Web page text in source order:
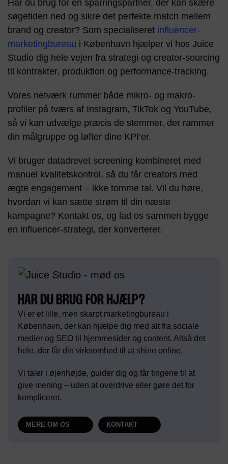
Har du brug for en sparringspartner, der kan skære
søgetiden ned og sikre det perfekte match mellem
brand og creator? Som specialiseret influencer-
marketingbureau i København hjælper vi hos Juice
Studio dig hele vejen fra strategi og creator-sourcing
til kontrakter, produktion og performance-tracking.
Vores netværk rummer både mikro- og makro-
profiler på tværs af Instagram, TikTok og YouTube,
så vi kan udvælge præcis de stemmer, der rammer
din målgruppe og løfter dine KPI’er.
Vi bruger datadrevet screening kombineret med
manuel kvalitetskontrol, så du får creators med
ægte engagement – ikke tomme tal. Vil du høre,
hvordan vi kan sætte strøm til din næste
kampagne? Kontakt os, og lad os sammen bygge
en influencer-strategi, der konverterer.
HAR DU BRUG FOR HJÆLP?
Vi er et lille, men skarpt marketingbureau i
København, der kan hjælpe dig med alt fra sociale
medier og SEO til hjemmesider og content. Altså det
hele, der får din virksomhed til at shine online.
Vi taler i øjenhøjde, guider dig og får tingene til at
give mening – uden at overdrive eller gøre det for
kompliceret.
MERE OM OS KONTAKT